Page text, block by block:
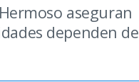
aseguran
dependen de